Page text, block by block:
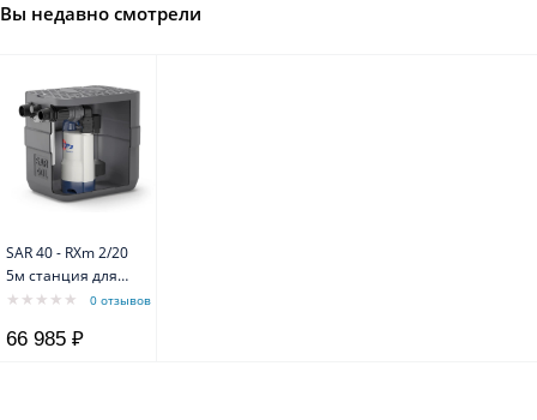
Вы недавно смотрели
SAR 40 - RXm 2/20
5м станция для
накопления
загрязненной
0 отзывов
66 985 ₽